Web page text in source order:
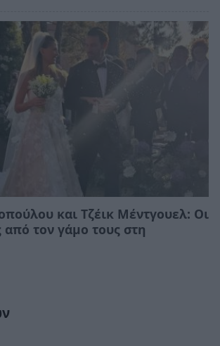
και Τζέικ Μέντγουελ: Οι
τον γάμο τους στη